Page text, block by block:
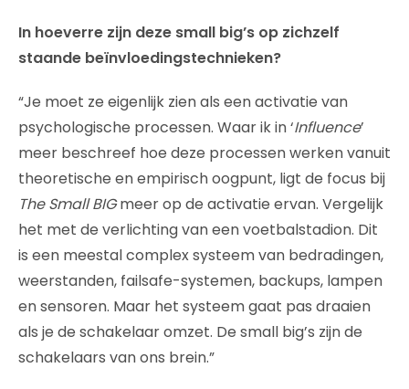
In hoeverre zijn deze small big’s op zichzelf
staande beïnvloedingstechnieken?
“Je moet ze eigenlijk zien als een activatie van
psychologische processen. Waar ik in ‘Influence’
meer beschreef hoe deze processen werken vanuit
theoretische en empirisch oogpunt, ligt de focus bij
The Small BIGmeer op de activatie ervan. Vergelijk
het met de verlichting van een voetbalstadion. Dit
is een meestal complex systeem van bedradingen,
weerstanden, failsafe-systemen, backups, lampen
en sensoren. Maar het systeem gaat pas draaien
als je de schakelaar omzet. De small big’s zijn de
schakelaars van ons brein.”